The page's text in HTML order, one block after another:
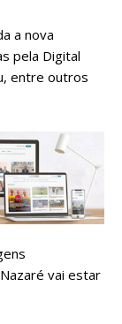
a nova
pela Digital
entre outros
vai estar